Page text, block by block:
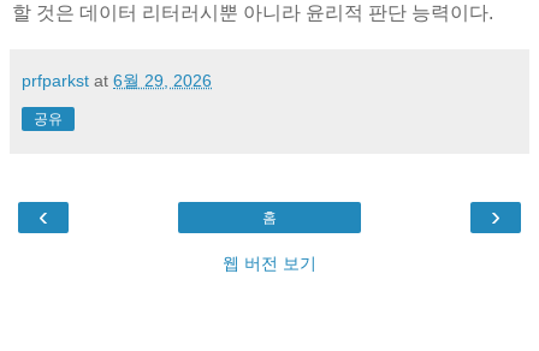
할 것은 데이터 리터러시뿐 아니라 윤리적 판단 능력이다.
prfparkst at 6월 29, 2026
공유
‹ ›
홈
웹 버전 보기